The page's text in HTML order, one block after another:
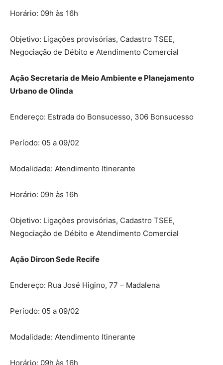
Horário: 09h às 16h
Objetivo: Ligações provisórias, Cadastro TSEE,
Negociação de Débito e Atendimento Comercial
Ação Secretaria de Meio Ambiente e Planejamento
Urbano de Olinda
Endereço: Estrada do Bonsucesso, 306 Bonsucesso
Período: 05 a 09/02
Modalidade: Atendimento Itinerante
Horário: 09h às 16h
Objetivo: Ligações provisórias, Cadastro TSEE,
Negociação de Débito e Atendimento Comercial
Ação Dircon Sede Recife
Endereço: Rua José Higino, 77 – Madalena
Período: 05 a 09/02
Modalidade: Atendimento Itinerante
Horário: 09h às 16h